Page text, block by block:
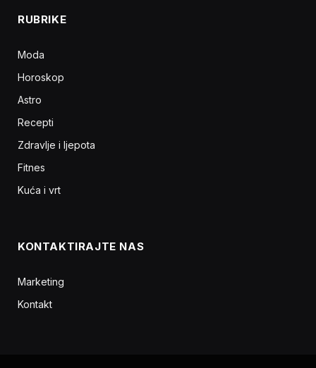
RUBRIKE
Moda
Horoskop
Astro
Recepti
Zdravlje i ljepota
Fitnes
Kuća i vrt
KONTAKTIRAJTE NAS
Marketing
Kontakt